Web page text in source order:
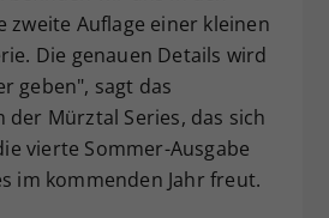
zweite Auflage einer kleinen
Die genauen Details wird
geben", sagt das
Mürztal Series, das sich
vierte Sommer-Ausgabe
im kommenden Jahr freut.